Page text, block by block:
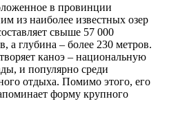
в провинции
из наиболее известных озер
свыше 57 000
а глубина – более 230 метров.
каноэ – национальную
и популярно среди
отдыха. Помимо этого, его
форму крупного